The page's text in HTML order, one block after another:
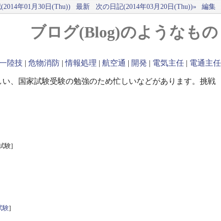
年01月30日(Thu)) 最新 次の日記(2014年03月20日(Thu))» 編集
ブログ(Blog)のようなもの
陸技 | 危物消防 |情報処理 | 航空通 | 開発 | 電気主任 | 電通主任
、国家試験受験の勉強のため忙しいなどがあります。挑戦
験]
験]